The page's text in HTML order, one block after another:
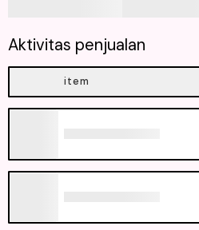
Aktivitas penjualan
item